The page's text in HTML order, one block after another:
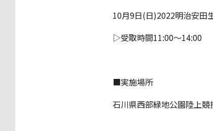
10月9日(日)2022明治安田
▷受取時間11:00～14:00
■実施場所
石川県西部緑地公園陸上競